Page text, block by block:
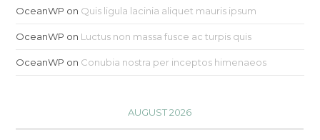
OceanWP on Quis ligula lacinia aliquet mauris ipsum
OceanWP on Luctus non massa fusce ac turpis quis
OceanWP on Conubia nostra per inceptos himenaeos
AUGUST 2026